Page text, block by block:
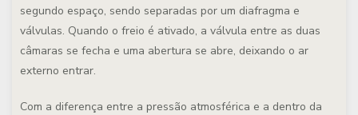
segundo espaço, sendo separadas por um diafragma e
válvulas. Quando o freio é ativado, a válvula entre as duas
câmaras se fecha e uma abertura se abre, deixando o ar
externo entrar.
Com a diferença entre a pressão atmosférica e a dentro da